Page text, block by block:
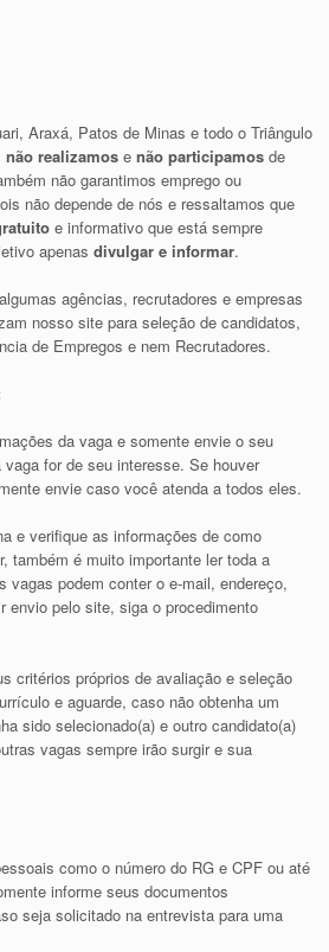
Araxá, Patos de Minas e todo o Triângulo
não realizamos enão participamos de
não garantimos emprego ou
não depende de nós e ressaltamos que
e informativo que está sempre
apenasdivulgar e informar.
agências, recrutadores e empresas
nosso site para seleção de candidatos,
de Empregos e nem Recrutadores.
da vaga e somente envie o seu
for de seu interesse. Se houver
envie caso você atenda a todos eles.
e verifique as informações de como
também é muito importante ler toda a
vagas podem conter o e-mail, endereço,
envio pelo site, siga o procedimento
critérios próprios de avaliação e seleção
e aguarde, caso não obtenha um
sido selecionado(a) e outro candidato(a)
vagas sempre irão surgir e sua
como o número do RG e CPF ou até
informe seus documentos
seja solicitado na entrevista para uma